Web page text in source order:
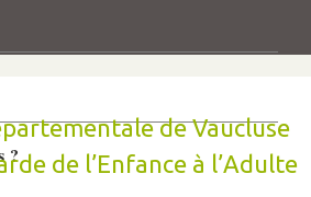
?
de Vaucluse
de l’Enfance à l’Adulte